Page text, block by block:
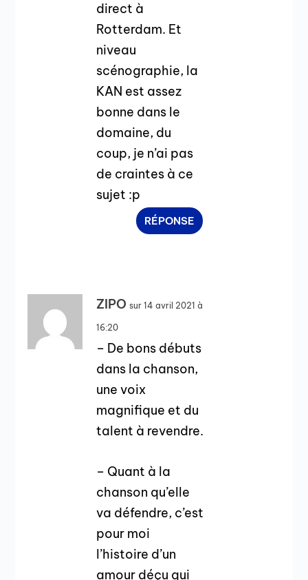
direct à
Rotterdam. Et
niveau
scénographie, la
KAN est assez
bonne dans le
domaine, du
coup, je n’ai pas
de craintes à ce
sujet :p
RÉPONSE
ZIPO sur 14 avril 2021 à
16:20
– De bons débuts
dans la chanson,
une voix
magnifique et du
talent à revendre.
– Quant à la
chanson qu’elle
va défendre, c’est
pour moi
l’histoire d’un
amour déçu qui